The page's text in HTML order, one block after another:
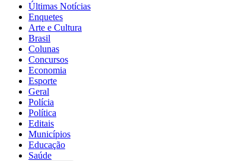
Últimas Notícias
Enquetes
Arte e Cultura
Brasil
Colunas
Concursos
Economia
Esporte
Geral
Polícia
Política
Editais
Municípios
Educação
Saúde